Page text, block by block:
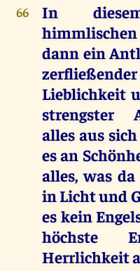
66
In
dann ein
Lieblichkeit
strengster
alles aus
es an
alles, was
in Licht und
es kein
höchste
Herrlichkeit